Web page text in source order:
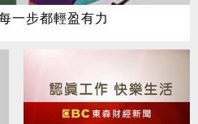
一步都輕盈有力